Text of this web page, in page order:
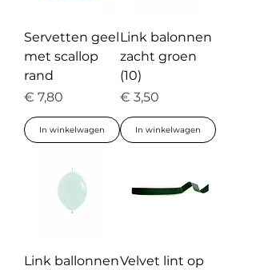
Servetten geel
met scallop
rand
Prijs
€ 7,80
In winkelwagen
Link balonnen
zacht groen
(10)
Prijs
€ 3,50
In winkelwagen
Link ballonnenVelvet lint op